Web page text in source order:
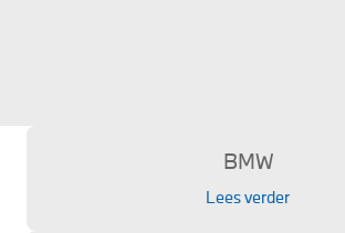
BMW
Lees verder